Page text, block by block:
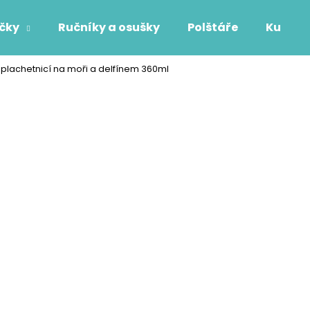
Ručníky a osušky Polštáře
na moři a delfínem 360ml
Co potřebujete najít?